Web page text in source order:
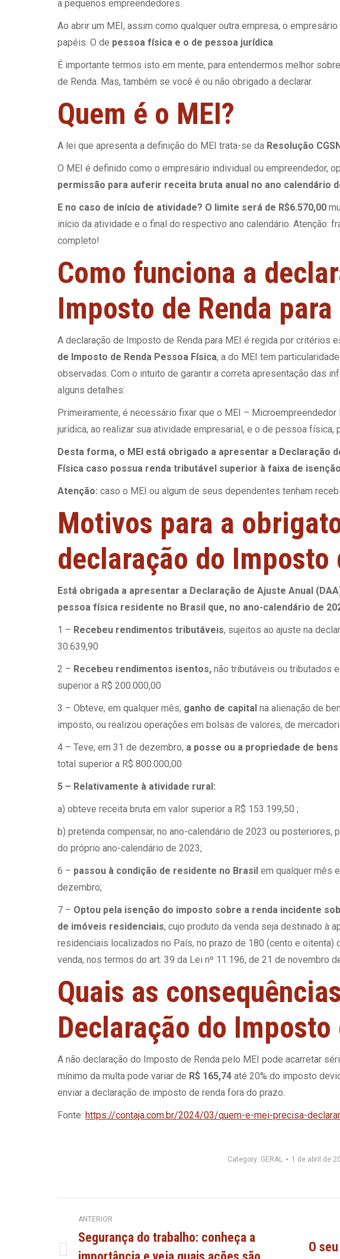
a pequenos empreendedores.
Ao abrir um MEI, assim como qualquer outra empresa, o
papéis. O de pessoa física e o de pessoa jurídica.
É importante termos isto em mente, para entendermos melhor
de Renda. Mas, também se você é ou não obrigado a declarar.
Quem é o MEI?
A lei que apresenta a definição do MEI trata-se da Resolução
O MEI é definido como o empresário individual ou empreendedor,
permissão para auferir receita bruta anual no ano calendário
E no caso de início de atividade? O limite será de R$6.570,00
início da atividade e o final do respectivo ano calendário. Atenção:
completo!
Como funciona a
Imposto de Renda para
A declaração de Imposto de Renda para MEI é regida por critérios
de Imposto de Renda Pessoa Física, a do MEI tem
observadas. Com o intuito de garantir a correta apresentação das
alguns detalhes:
Primeiramente, é necessário fixar que o MEI –
jurídica, ao realizar sua atividade empresarial, e o de pessoa física,
Desta forma, o MEI está obrigado a apresentar a Declaração
Física caso possua renda tributável superior à faixa de
Atenção: caso o MEI ou algum de seus dependentes tenham
Motivos para a
declaração do Imposto
Está obrigada a apresentar a Declaração de Ajuste Anual
pessoa física residente no Brasil que, no ano-calendário de
1 – Recebeu rendimentos tributáveis, sujeitos ao ajuste na
30.639,90
2 – Recebeu rendimentos isentos, não tributáveis ou tributados
superior a R$ 200.000,00
3 – Obteve, em qualquer mês, ganho de capital na alienação de
imposto, ou realizou operações em bolsas de valores, de
4 – Teve, em 31 de dezembro, a posse ou a propriedade de
total superior a R$ 800.000,00
5 – Relativamente à atividade rural:
a) obteve receita bruta em valor superior a R$ 153.199,50 ;
b) pretenda compensar, no ano-calendário de 2023 ou posteriores,
do próprio ano-calendário de 2023;
6 – passou à condição de residente no Brasil em qualquer mês
dezembro;
7 – Optou pela isenção do imposto sobre a renda incidente
de imóveis residenciais, cujo produto da venda seja destinado à
residenciais localizados no País, no prazo de 180 (cento e oitenta)
venda, nos termos do art. 39 da Lei nº 11.196, de 21 de novembro
Quais as
Declaração do Imposto
A não declaração do Imposto de Renda pelo MEI pode acarretar
mínimo da multa pode variar de R$ 165,74 até 20% do imposto
enviar a declaração de imposto de renda fora do prazo.
Fonte: https://contaja.com.br/2024/03/quem-e-mei-precisa-
Category: GERAL 1 de abril de
Navegação
de
ANTERIOR
Post
Segurança do trabalho: conheça a
O